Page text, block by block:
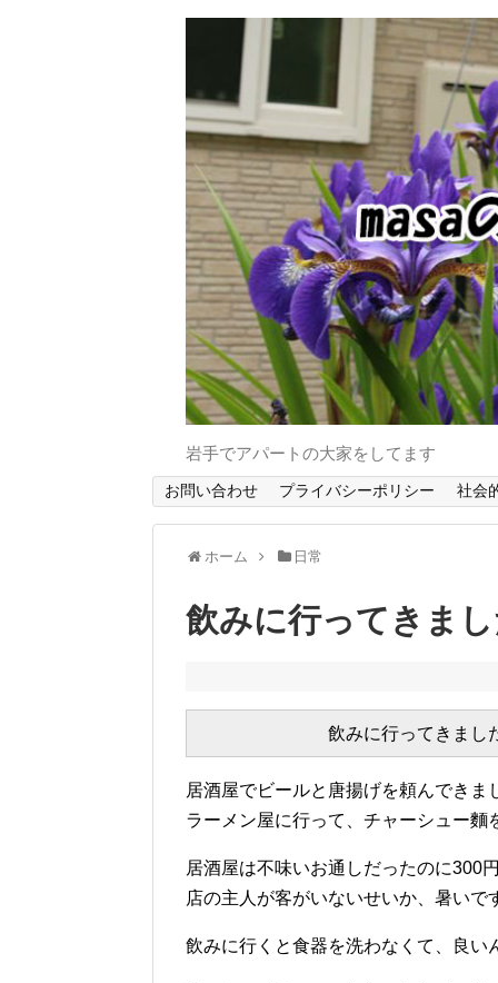
岩手でアパートの大家をしてます
お問い合わせ プライバシーポリシー 社会
ホーム 日常
飲みに行ってきまし
居酒屋でビールと唐揚げを頼んできま
ラーメン屋に行って、チャーシュー麵
居酒屋は不味いお通しだったのに300
店の主人が客がいないせいか、暑いで
飲みに行くと食器を洗わなくて、良い